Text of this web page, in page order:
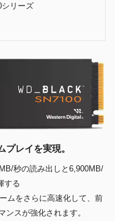
シリーズ
レイを実現。
秒の読み出しと6,900MB/
する
ムをさらに高速化して、前
スが強化されます。